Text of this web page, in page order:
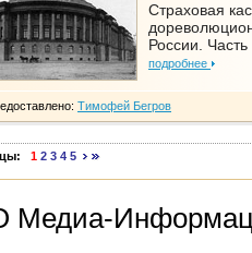
Страховая
России. Часть
подробнее
Тимофей Бегров
1 2 3 4 5